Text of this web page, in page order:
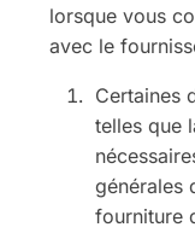
lorsque vous
avec le
Certaines
telles que
générales
fourniture